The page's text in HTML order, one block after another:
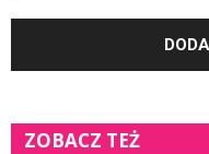
ZOBACZ TEŻ